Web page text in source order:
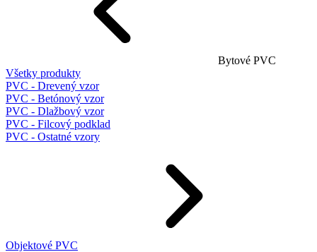
Bytové PVC
Všetky produkty
PVC - Drevený vzor
PVC - Betónový vzor
PVC - Dlažbový vzor
PVC - Filcový podklad
PVC - Ostatné vzory
Objektové PVC